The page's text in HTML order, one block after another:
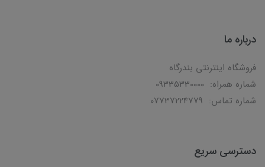
درباره ما
فروشگاه اینترنتی بندرگاه
شماره همراه: 09335330000
شماره تماس: 07737224779
دسترسی سریع